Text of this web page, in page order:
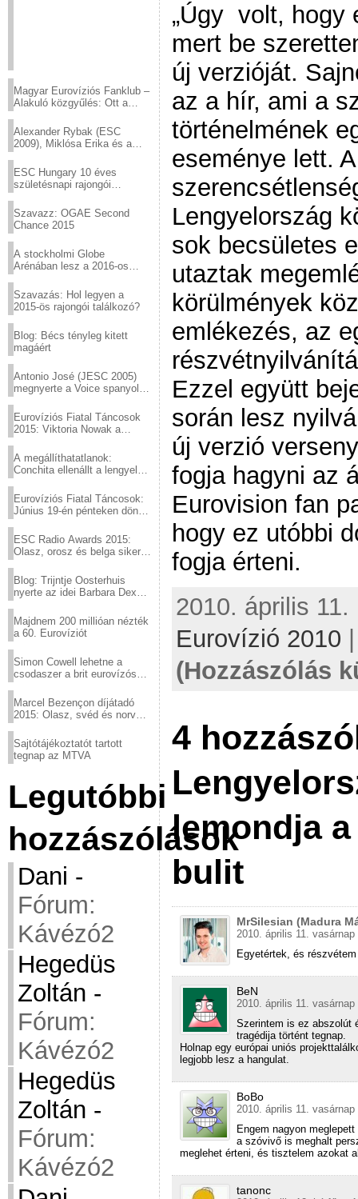
Magyar Eurovíziós Fanklub –
Alakuló közgyűlés: Ott a
Alexander Rybak (ESC
2009), Miklósa Erika és a
sztárjai a Margitszigeten
ESC Hungary 10 éves
születésnapi rajongói
Szavazz: OGAE Second
Chance 2015
A stockholmi Globe
Arénában lesz a 2016-os
Szavazás: Hol legyen a
2015-ös rajongói találkozó?
Blog: Bécs tényleg kitett
magáért
Antonio José (JESC 2005)
megnyerte a Voice spanyol
Eurovíziós Fiatal Táncosok
2015: Viktoria Nowak a
A megállíthatatlanok:
Conchita ellenállt a lengyel
Eurovíziós Fiatal Táncosok:
Június 19-én pénteken döntő
ESC Radio Awards 2015:
Olasz, orosz és belga siker,
Blog: Trijntje Oosterhuis
nyerte az idei Barbara Dex
Majdnem 200 millióan nézték
a 60. Eurovíziót
Simon Cowell lehetne a
csodaszer a brit eurovízós
Marcel Bezençon díjátadó
2015: Olasz, svéd és norvég
Sajtótájékoztatót tartott
tegnap az MTVA
Legutóbbi
hozzászólások
Dani -
Fórum:
Kávézó2
Hegedüs
Zoltán -
Fórum:
Kávézó2
Hegedüs
Zoltán -
Fórum:
Kávézó2
„Úgy volt, hogy
mert be
új verzióját.
az a hír, ami a
történelmének
eseménye lett.
Lengyelország
sok becsületes
utaztak
körülmények
emlékezés, az
Ezzel együtt
során lesz
új verzió
fogja hagyni az
Eurovision fan
hogy ez utóbbi
fogja érteni.
2010. április
Eurovízió 2010
(Hozzászólás
4
lemondja
bulit
MrSilesian (Madura
2010. április 11. vasárnap
Egyetértek, és
BeN
2010. április 11. vasárnap
Szerintem is ez abszolút
tragédija történt tegnap.
Holnap egy európai uniós
legjobb lesz a hangulat.
BoBo
2010. április 11. vasárnap
Engem nagyon
a szóvivő is meghalt
meglehet érteni, és tisztelem azokat
tanonc